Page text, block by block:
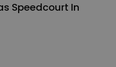
Speedcourt In